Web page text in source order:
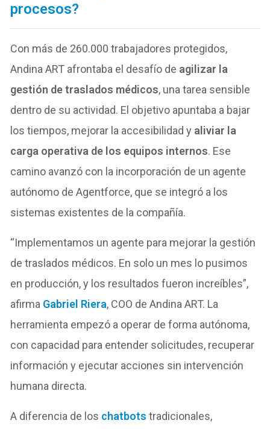
procesos?
Con más de 260.000 trabajadores protegidos,
Andina ART afrontaba el desafío de agilizar la
gestión de traslados médicos, una tarea sensible
dentro de su actividad. El objetivo apuntaba a bajar
los tiempos, mejorar la accesibilidad y aliviar la
carga operativa de los equipos internos. Ese
camino avanzó con la incorporación de un agente
autónomo de Agentforce, que se integró a los
sistemas existentes de la compañía.
“Implementamos un agente para mejorar la gestión
de traslados médicos. En solo un mes lo pusimos
en producción, y los resultados fueron increíbles”,
afirma Gabriel Riera, COO de Andina ART. La
herramienta empezó a operar de forma autónoma,
con capacidad para entender solicitudes, recuperar
información y ejecutar acciones sin intervención
humana directa.
A diferencia de los chatbots tradicionales,